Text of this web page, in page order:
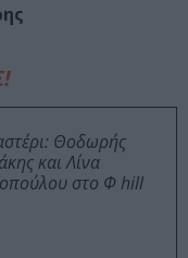
Θοδωρής
και Λίνα
στο Φ hill